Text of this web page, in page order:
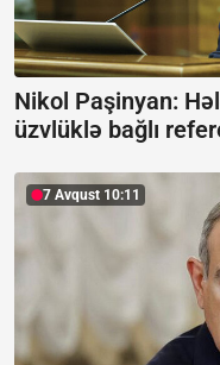
Nikol Paşinyan:
üzvlüklə bağlı
7 Avqust 10:11